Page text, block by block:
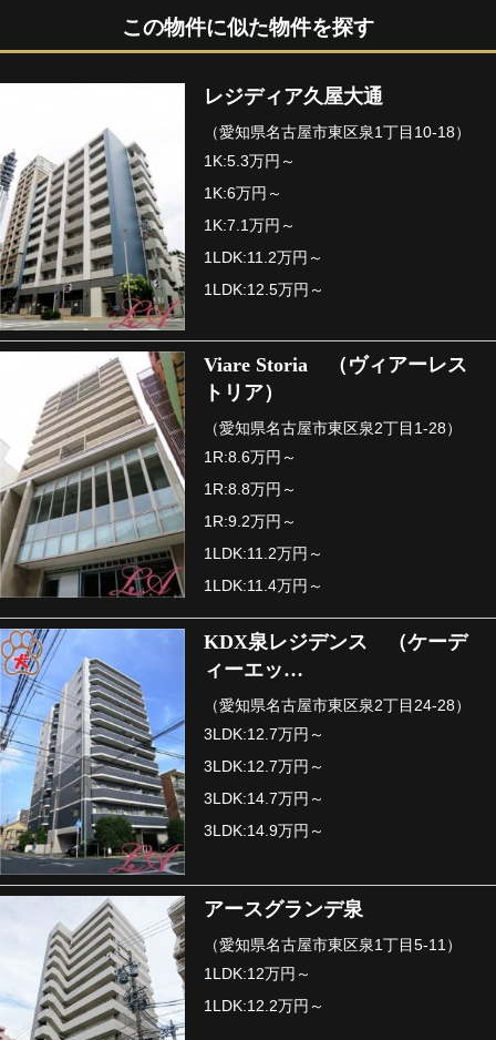
この物件に似た物件を探す
レジディア久屋大通
（愛知県名古屋市東区泉1丁目10-18）
1K:5.3万円～
1K:6万円～
1K:7.1万円～
1LDK:11.2万円～
1LDK:12.5万円～
Viare Storia （ヴィアーレス
トリア）
（愛知県名古屋市東区泉2丁目1-28）
1R:8.6万円～
1R:8.8万円～
1R:9.2万円～
1LDK:11.2万円～
1LDK:11.4万円～
KDX泉レジデンス （ケーデ
ィーエッ…
（愛知県名古屋市東区泉2丁目24-28）
3LDK:12.7万円～
3LDK:12.7万円～
3LDK:14.7万円～
3LDK:14.9万円～
アースグランデ泉
（愛知県名古屋市東区泉1丁目5-11）
1LDK:12万円～
1LDK:12.2万円～